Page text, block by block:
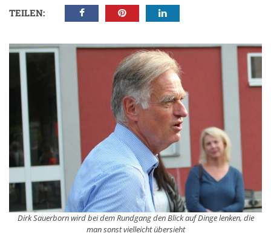
TEILEN:
Dirk Sauerborn wird bei dem Rundgang den Blick auf Dinge lenken, die
man sonst vielleicht übersieht